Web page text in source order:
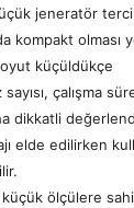
jeneratör
kompakt olması
küçüldükçe
çalışma
dikkatli
elde edilirken
ölçülere